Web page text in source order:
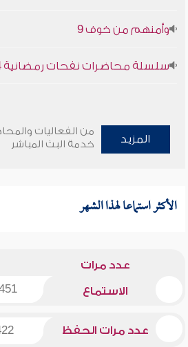
وأمنهم من خوف 9
سلسلة محاضرات نفحات رمضانية 1444هـ
المزيد
من الفعاليات
خدمة البث المباشر
الأكثر استماعا لهذا الشهر
عدد مرات
الاستماع
عدد مرات الحفظ